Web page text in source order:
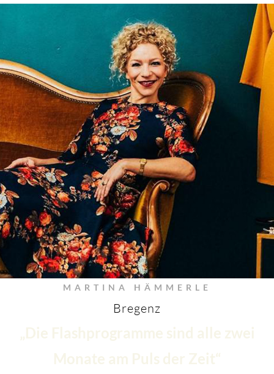
MARTINA HÄMMERLE
Bregenz
„Die Flashprogramme sind alle zwei
Monate am Puls der Zeit“